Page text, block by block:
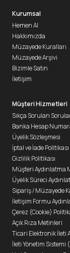
Kurumsal
Hemen Al
Hakkımızda
Müzayede Kuralları
Müzayede Arşivi
Bizimle Satın
İletişim
Müşteri Hizmetleri
Sıkça Sorulan
Banka Hesap
Üyelik Sözleşmesi
İptal ve İade Politikası
Gizlilik Politikası
Müşteri Aydınlatma
Üyelik Süreci
Sipariş / Müzayede
İletişim Formu
Çerez (Cookie)
Açık Rıza Metinleri
Ticari Elektronik İleti
İleti Yönetim Sistemi